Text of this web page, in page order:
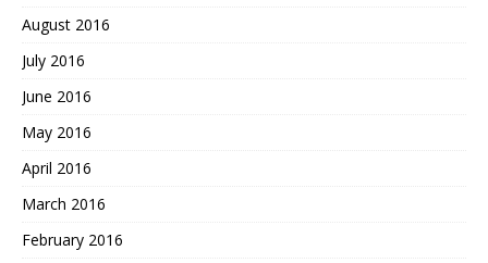
August 2016
July 2016
June 2016
May 2016
April 2016
March 2016
February 2016